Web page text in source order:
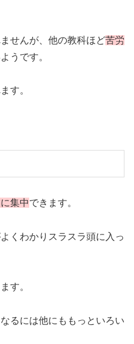
せんが、他の教科ほど苦労
うです。
す。
集中できます。
くわかりスラスラ頭に入っ
す。
るには他にももっといろい